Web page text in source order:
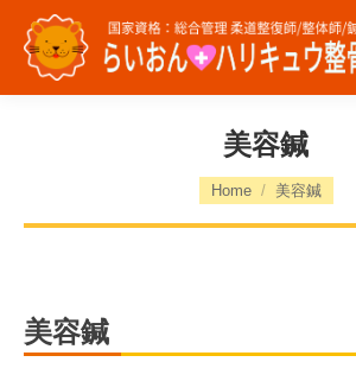
美容鍼
You are here:
Home 美容鍼
美容鍼